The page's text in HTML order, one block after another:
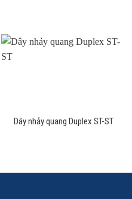
Dây nhảy quang Duplex ST-ST